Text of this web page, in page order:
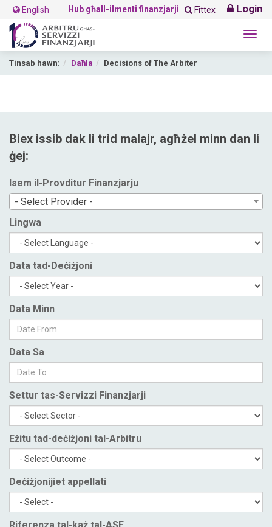
English Hub għall-ilmenti finanzjarji Fittex Login
Tinsab hawn: Daħla Decisions of The Arbiter
Biex issib dak li trid malajr, agħżel minn dan li
ġej:
Isem il-Provditur Finanzjarju
- Select Provider -
Lingwa
Data tad-Deċiżjoni
Data Minn
Data Sa
Settur tas-Servizzi Finanzjarji
Eżitu tad-deċiżjoni tal-Arbitru
Deċiżjonijiet appellati